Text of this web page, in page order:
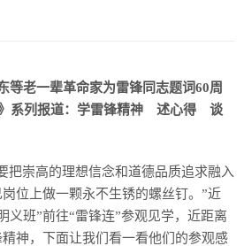
等老一辈革命家为雷锋同志题词60周
》系列报道：学雷锋精神 述心得 谈
把崇高的理想信念和道德品质追求融入
位上做一颗永不生锈的螺丝钉。”近
义班”前往“雷锋连”参观见学，近距离
神，下面让我们看一看他们的参观感